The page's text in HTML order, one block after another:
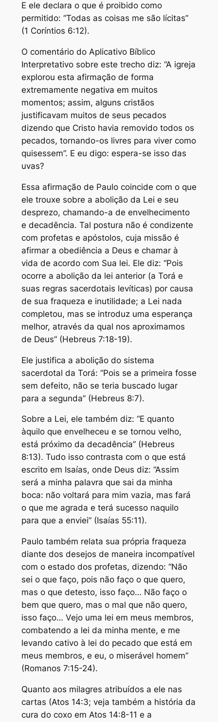
E ele declara o que é proibido como
permitido: “Todas as coisas me são lícitas”
(1 Coríntios 6:12).
O comentário do Aplicativo Bíblico
Interpretativo sobre este trecho diz: “A igreja
explorou esta afirmação de forma
extremamente negativa em muitos
momentos; assim, alguns cristãos
justificavam muitos de seus pecados
dizendo que Cristo havia removido todos os
pecados, tornando-os livres para viver como
quisessem”. E eu digo: espera-se isso das
uvas?
Essa afirmação de Paulo coincide com o que
ele trouxe sobre a abolição da Lei e seu
desprezo, chamando-a de envelhecimento
e decadência. Tal postura não é condizente
com profetas e apóstolos, cuja missão é
afirmar a obediência a Deus e chamar à
vida de acordo com Sua lei. Ele diz: “Pois
ocorre a abolição da lei anterior (a Torá e
suas regras sacerdotais levíticas) por causa
de sua fraqueza e inutilidade; a Lei nada
completou, mas se introduz uma esperança
melhor, através da qual nos aproximamos
de Deus” (Hebreus 7:18-19).
Ele justifica a abolição do sistema
sacerdotal da Torá: “Pois se a primeira fosse
sem defeito, não se teria buscado lugar
para a segunda” (Hebreus 8:7).
Sobre a Lei, ele também diz: “E quanto
àquilo que envelheceu e se tornou velho,
está próximo da decadência” (Hebreus
8:13). Tudo isso contrasta com o que está
escrito em Isaías, onde Deus diz: “Assim
será a minha palavra que sai da minha
boca: não voltará para mim vazia, mas fará
o que me agrada e terá sucesso naquilo
para que a enviei” (Isaías 55:11).
Paulo também relata sua própria fraqueza
diante dos desejos de maneira incompatível
com o estado dos profetas, dizendo: “Não
sei o que faço, pois não faço o que quero,
mas o que detesto, isso faço… Não faço o
bem que quero, mas o mal que não quero,
isso faço… Vejo uma lei em meus membros,
combatendo a lei da minha mente, e me
levando cativo à lei do pecado que está em
meus membros, e eu, o miserável homem”
(Romanos 7:15-24).
Quanto aos milagres atribuídos a ele nas
cartas (Atos 14:3; veja também a história da
cura do coxo em Atos 14:8-11 e a